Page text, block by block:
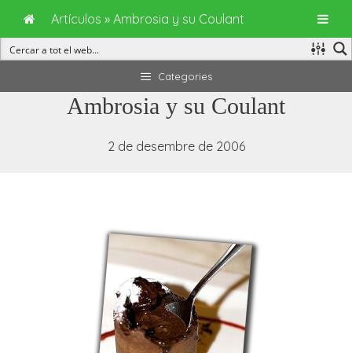
al
Categories
Ambrosia y su Coulant
2 de desembre de 2006
Artículos » Ambrosia y su Coulant